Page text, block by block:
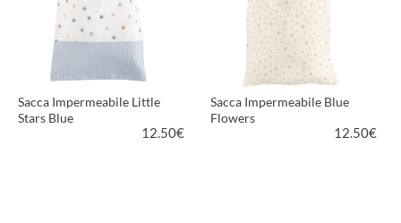
Sacca Impermeabile Little
Stars Blue
12.50€
Sacca Impermeabile Blue
Flowers
12.50€